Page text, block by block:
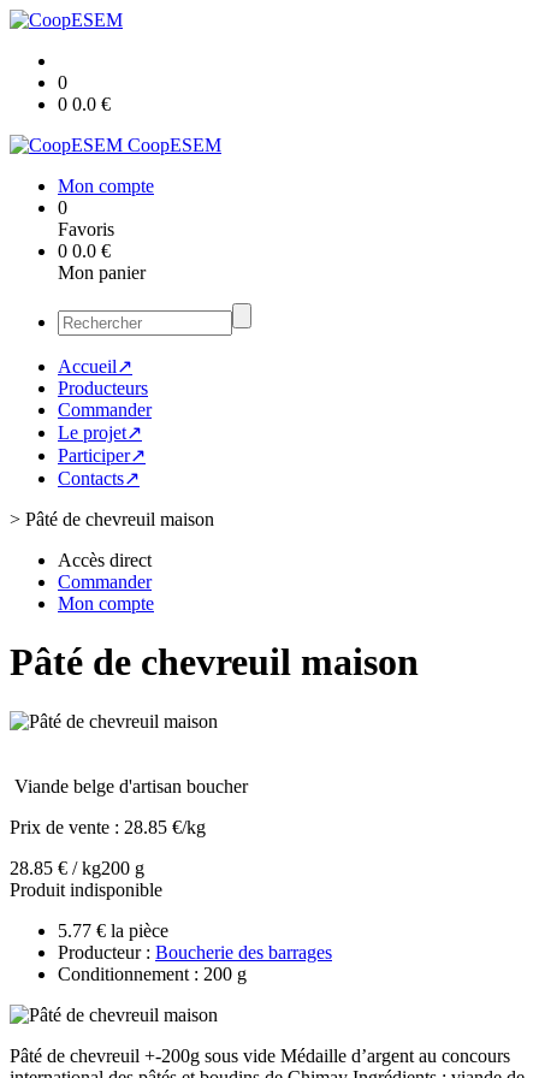
0
0 0.0 €
CoopESEM
Mon compte
0
Favoris
0 0.0 €
Mon panier
Accueil↗
Producteurs
Commander
Le projet↗
Participer↗
Contacts↗
> Pâté de chevreuil maison
Accès direct
Commander
Mon compte
Pâté de chevreuil maison
Viande belge d'artisan boucher
Prix de vente : 28.85 €/kg
28.85 € / kg200 g
Produit indisponible
5.77 € la pièce
Producteur : Boucherie des barrages
Conditionnement : 200 g
Pâté de chevreuil +-200g sous vide Médaille d’argent au concours